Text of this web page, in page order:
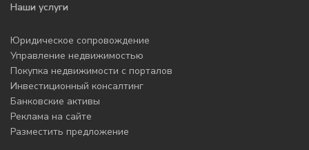
Наши услуги
Юридическое сопровождение
Управление недвижимостью
Покупка недвижимости с порталов
Инвестиционный консалтинг
Банковские активы
Реклама на сайте
Разместить предложение